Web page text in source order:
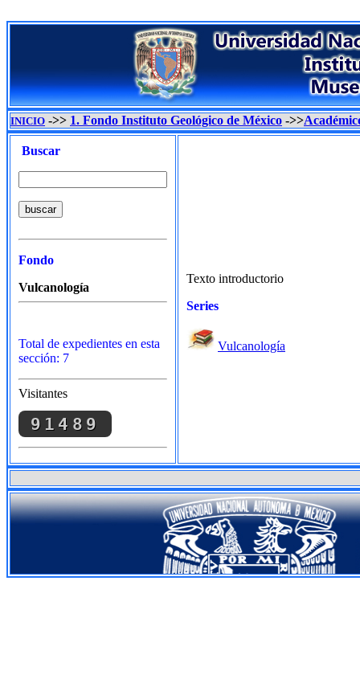
INICIO ->> 1. Fondo Instituto Geológico de México ->>
Buscar
Fondo
Vulcanología
Total de expedientes en esta
sección: 7
Visitantes
91489
Texto introductorio
Series
Vulcanología